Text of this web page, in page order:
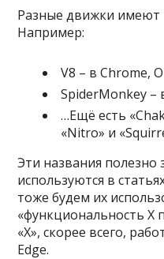
Разные движки имеют
Например:
V8 – в Chrome,
SpiderMonkey –
…Ещё есть
«Nitro» и
Эти названия полезно
используются в
тоже будем их
«функциональность X
«Х», скорее всего,
Edge.